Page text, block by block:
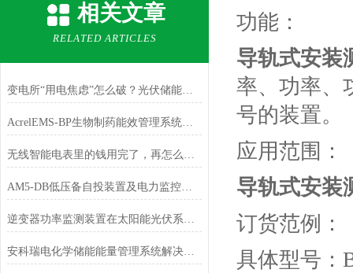
相关文章
RELATED ARTICLES
变电所“用电焦虑”怎么破？光伏储能系统如何化解峰谷电价困局？
AcrelEMS-BP生物制药能效管理系统解决方案
无线智能电表里的钱用完了，再怎么样充值进去呢
AM5-DB低压备自投装置及电力监控系统在辽宁省移动数据中心项目的应用
逆变器功率监测装置在太阳能光伏系统中的应用
安科瑞电化学储能能量管理系统解决方案
功能：
导轨式安装
率、功率、
号的装置。
应用范围：
导轨式安装
订货范例：
具体型号：